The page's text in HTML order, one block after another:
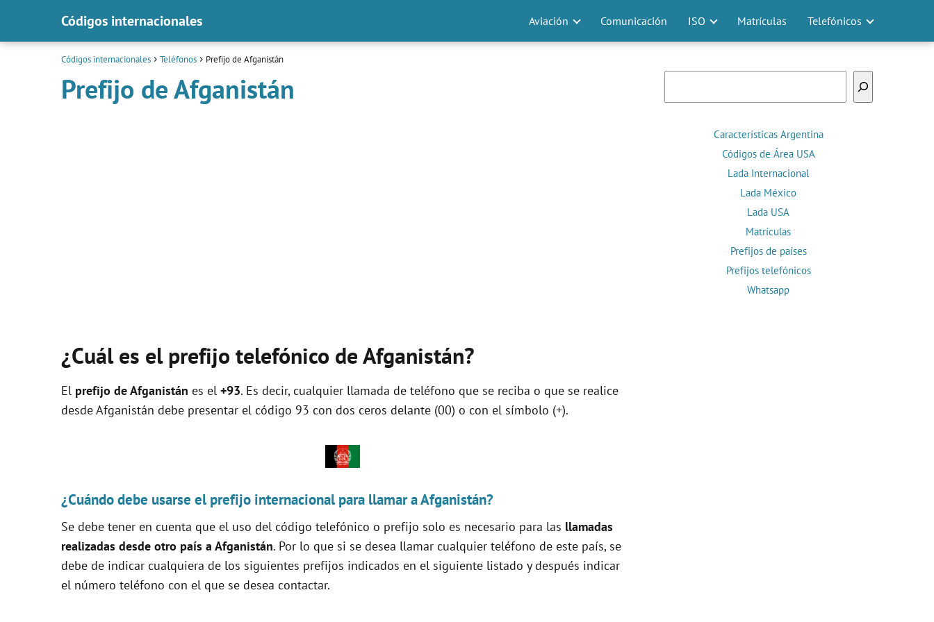
Códigos internacionales Aviación Comunicación ISO Matrículas Telefónicos
Códigos internacionales Teléfonos Prefijo de Afganistán
Prefijo de Afganistán
¿Cuál es el prefijo telefónico de Afganistán?
El prefijo de Afganistán es el +93. Es decir, cualquier llamada de teléfono que se reciba o que se realice
desde Afganistán debe presentar el código 93 con dos ceros delante (00) o con el símbolo (+).
¿Cuándo debe usarse el prefijo internacional para llamar a Afganistán?
Se debe tener en cuenta que el uso del código telefónico o prefijo solo es necesario para las llamadas
realizadas desde otro país a Afganistán. Por lo que si se desea llamar cualquier teléfono de este país, se
debe de indicar cualquiera de los siguientes prefijos indicados en el siguiente listado y después indicar
el número teléfono con el que se desea contactar.
Características Argentina
Códigos de Área USA
Lada Internacional
Lada México
Lada USA
Matrículas
Prefijos de países
Prefijos telefónicos
Whatsapp